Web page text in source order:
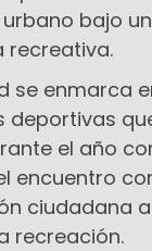
bajo
recreativa.
se enmarca
deportivas
el año
encuentro
ciudadana
recreación.